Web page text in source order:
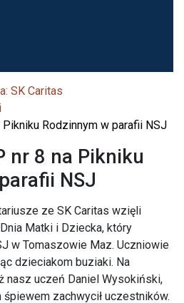
SK Caritas
Rodzinnym w parafii NSJ
nr 8 na Pikniku
NSJ
ze SK Caritas wzięli
Matki i Dziecka, który
w Tomaszowie Maz. Uczniowie
dzieciakom buziaki. Na
nasz uczeń Daniel Wysokiński,
zachwycił uczestników.